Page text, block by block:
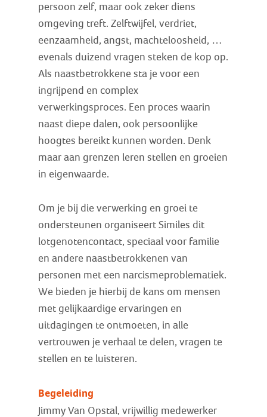
persoon zelf, maar ook zeker diens
omgeving treft. Zelftwijfel, verdriet,
eenzaamheid, angst, machteloosheid, …
evenals duizend vragen steken de kop op.
Als naastbetrokkene sta je voor een
ingrijpend en complex
verwerkingsproces. Een proces waarin
naast diepe dalen, ook persoonlijke
hoogtes bereikt kunnen worden. Denk
maar aan grenzen leren stellen en groeien
in eigenwaarde.
Om je bij die verwerking en groei te
ondersteunen organiseert Similes dit
lotgenotencontact, speciaal voor familie
en andere naastbetrokkenen van
personen met een narcismeproblematiek.
We bieden je hierbij de kans om mensen
met gelijkaardige ervaringen en
uitdagingen te ontmoeten, in alle
vertrouwen je verhaal te delen, vragen te
stellen en te luisteren.
Begeleiding
Jimmy Van Opstal, vrijwillig medewerker